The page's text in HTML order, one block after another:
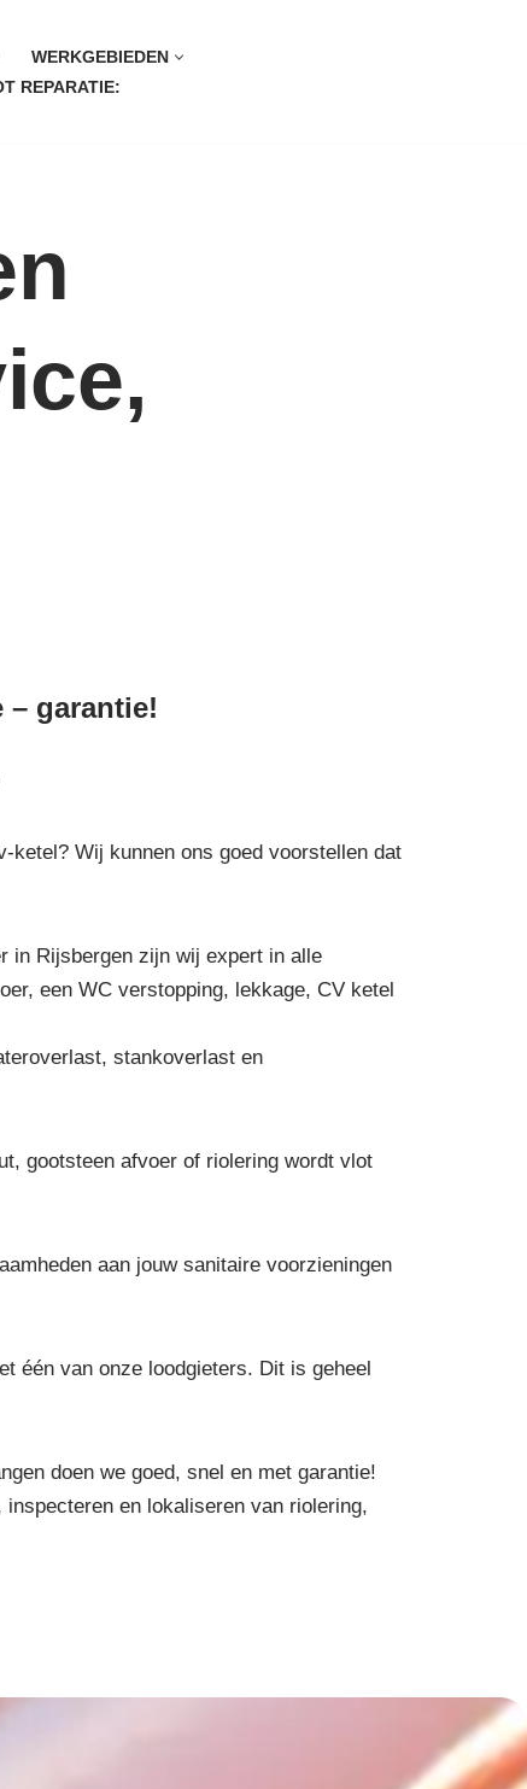
WERKGEBIEDEN
REPARATIE:
– garantie!
ketel? Wij kunnen ons goed voorstellen dat
in Rijsbergen zijn wij expert in alle
een WC verstopping, lekkage, CV ketel
stankoverlast en
gootsteen afvoer of riolering wordt vlot
aan jouw sanitaire voorzieningen
één van onze loodgieters. Dit is geheel
doen we goed, snel en met garantie!
en lokaliseren van riolering,